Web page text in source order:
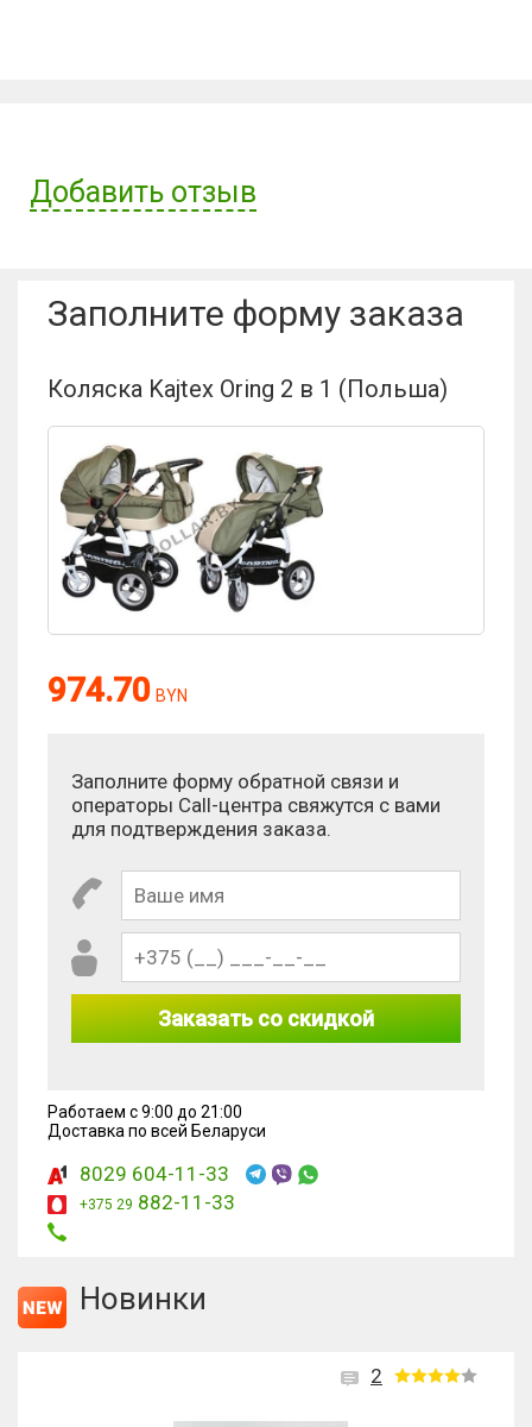
Добавить отзыв
Оценка:
Антиспам:
Сколько будет 7 - 2?
Заполните форму заказа
Коляска Kajtex Oring 2 в 1 (Польша)
974.70 BYN
Заполните форму обратной связи и
операторы Call-центра свяжутся с вами
для подтверждения заказа.
Заказать со скидкой
Работаем с 9:00 до 21:00
Доставка по всей Беларуси
8029 604-11-33
+375 29 882-11-33
Новинки
2